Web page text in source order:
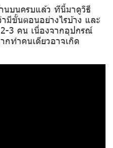
นบนครบแล้ว ทีนี้มาดูวิธี
มีขั้นตอนอย่างไรบ้าง และ
3 คน เนื่องจากอุปกรณ์
ทำคนเดียวอาจเกิด